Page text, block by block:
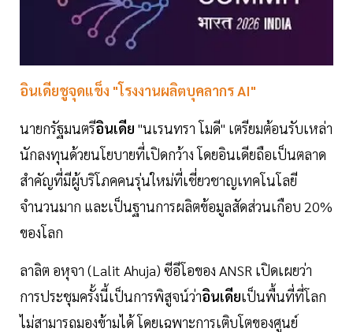
อินเดียชูจุดแข็ง "โรงงานผลิตบุคลากร AI"
นายกรัฐมนตรีอินเดีย "นเรนทรา โมดี" เตรียมต้อนรับเหล่า
นักลงทุนด้วยนโยบายที่เปิดกว้าง โดยอินเดียถือเป็นตลาด
สำคัญที่มีผู้บริโภคคนรุ่นใหม่ที่เชี่ยวชาญเทคโนโลยี
จำนวนมาก และเป็นฐานการผลิตข้อมูลสัดส่วนเกือบ 20%
ของโลก
ลาลิต อหุจา (Lalit Ahuja) ซีอีโอของ ANSR เปิดเผยว่า
การประชุมครั้งนี้เป็นการพิสูจน์ว่าอินเดียเป็นพื้นที่ที่โลก
ไม่สามารถมองข้ามได้ โดยเฉพาะการเติบโตของศูนย์